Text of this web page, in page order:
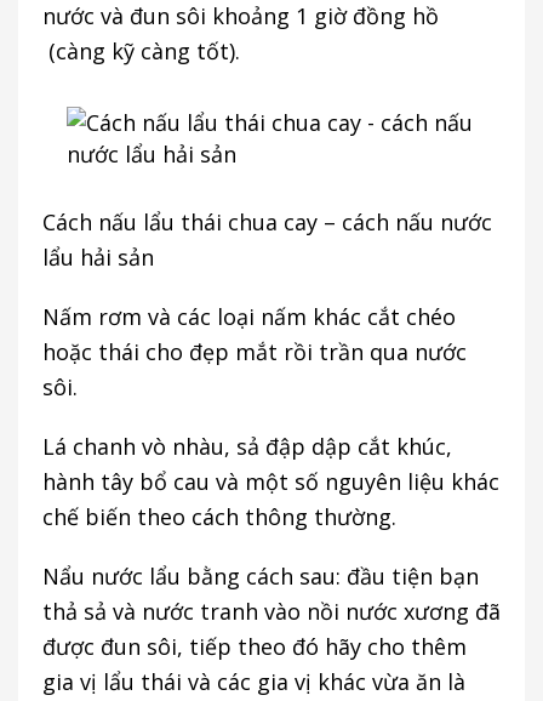
nước và đun sôi khoảng 1 giờ đồng hồ
(càng kỹ càng tốt).
Cách nấu lẩu thái chua cay – cách nấu nước
lẩu hải sản
Nấm rơm và các loại nấm khác cắt chéo
hoặc thái cho đẹp mắt rồi trần qua nước
sôi.
Lá chanh vò nhàu, sả đập dập cắt khúc,
hành tây bổ cau và một số nguyên liệu khác
chế biến theo cách thông thường.
Nẩu nước lẩu bằng cách sau: đầu tiện bạn
thả sả và nước tranh vào nồi nước xương đã
được đun sôi, tiếp theo đó hãy cho thêm
gia vị lẩu thái và các gia vị khác vừa ăn là